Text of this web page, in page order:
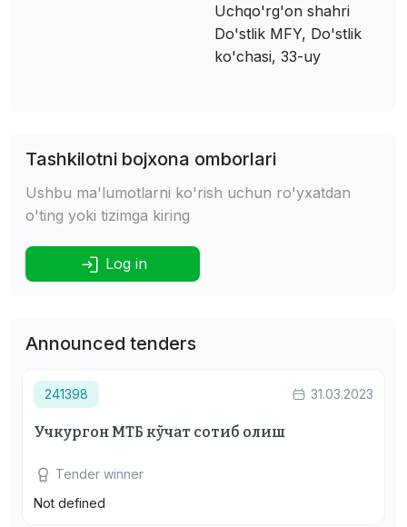
Uchqo'rg'on shahri
Do'stlik MFY, Do'stlik
ko'chasi, 33-uy
Tashkilotni bojxona omborlari
Ushbu ma'lumotlarni ko'rish uchun ro'yxatdan
o'ting yoki tizimga kiring
Log in
Announced tenders
241398 31.03.2023
Учкургон МТБ кўчат сотиб олиш
Tender winner
Not defined